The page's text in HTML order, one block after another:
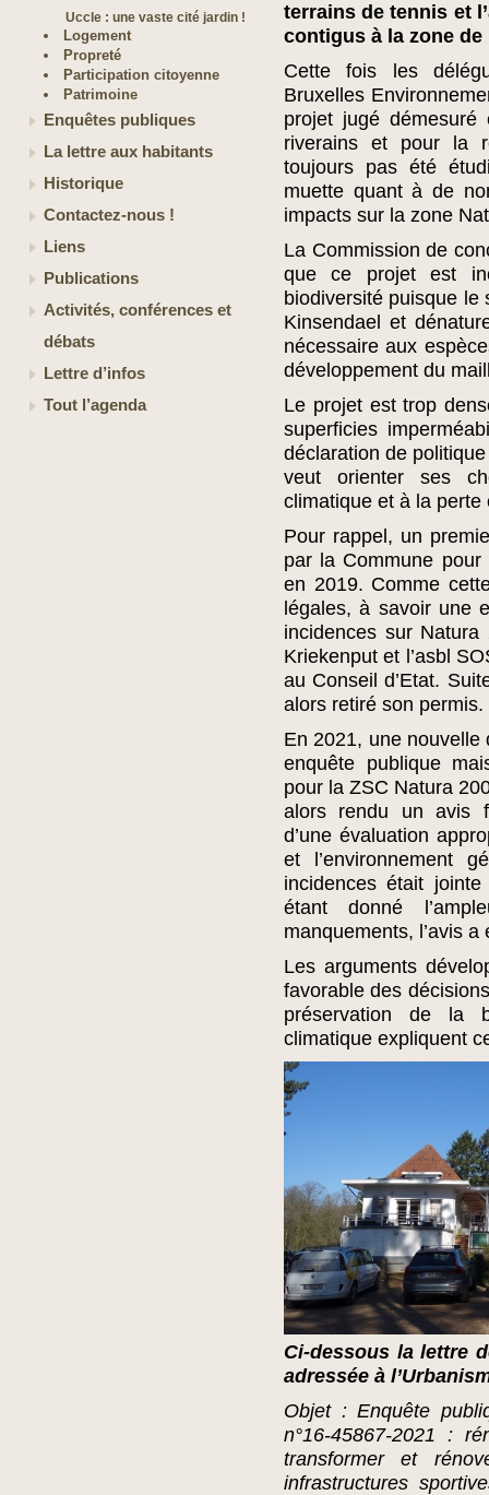
Uccle : une vaste cité jardin !
Logement
Propreté
Participation citoyenne
Patrimoine
Enquêtes publiques
La lettre aux habitants
Historique
Contactez-nous !
Liens
Publications
Activités, conférences et
débats
Lettre d’infos
Tout l’agenda
terrains de tennis et
contigus à la zone
Cette fois les
Bruxelles
projet jugé
riverains et pour la
toujours pas été
muette quant à de
impacts sur la zone
La Commission de
que ce projet est
biodiversité puisque
Kinsendael et
nécessaire aux
développement du
Le projet est trop
superficies
déclaration de
veut orienter ses
climatique et à la
Pour rappel, un
par la Commune
en 2019. Comme
légales, à savoir une
incidences sur Natura
Kriekenput et l’asbl
au Conseil d’Etat.
alors retiré son permis.
En 2021, une
enquête publique
pour la ZSC Natura
alors rendu un avis
d’une évaluation
et l’environnement
incidences était
étant donné
manquements, l’avis
Les arguments
favorable des
préservation de la
climatique expliquent
Ci-dessous la lettre
adressée à
Objet : Enquête
n°16-45867-2021 :
transformer et
infrastructures